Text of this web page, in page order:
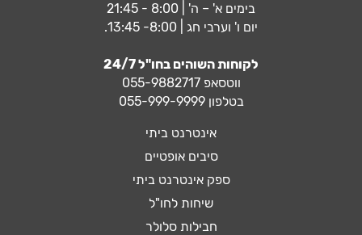
בימים א' – ה' | 8:00 - 21:45
יום ו' וערבי חג | 8:00- 13:45.
לקוחות השוהים בחו"ל 24/7
ווטסאפ055-9882717
בטלפון 055-999-9999
אינטרנט ביתי
סיבים אופטיים
ספק אינטרנט ביתי
שיחות לחו"ל
חבילות סלולר